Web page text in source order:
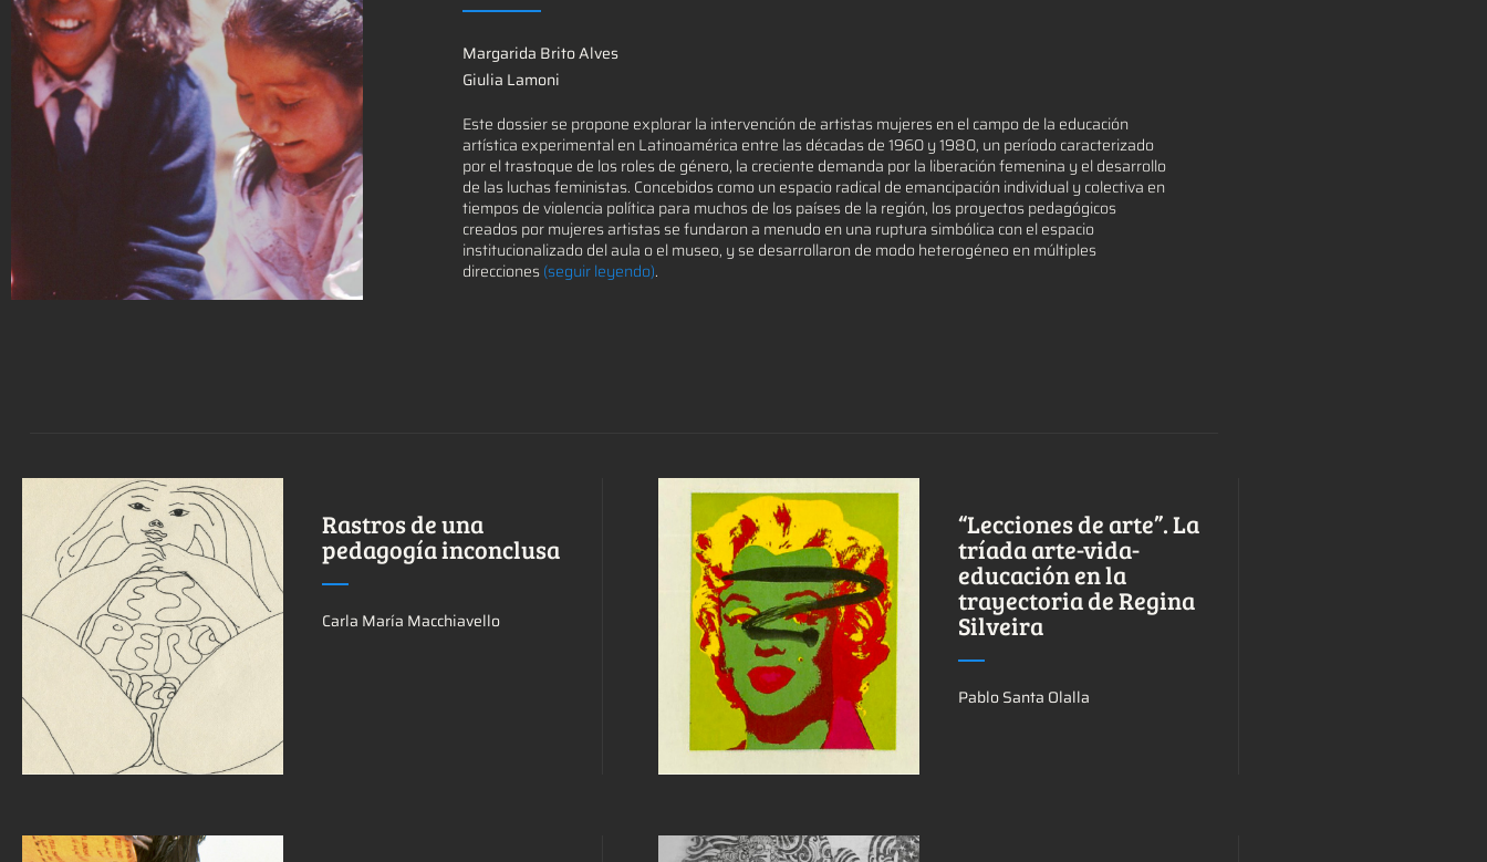
Margarida Brito Alves
Giulia Lamoni
Este dossier se propone explorar la intervención de artistas mujeres en el campo de la educación
artística experimental en Latinoamérica entre las décadas de 1960 y 1980, un período caracterizado
por el trastoque de los roles de género, la creciente demanda por la liberación femenina y el desarrollo
de las luchas feministas. Concebidos como un espacio radical de emancipación individual y colectiva en
tiempos de violencia política para muchos de los países de la región, los proyectos pedagógicos
creados por mujeres artistas se fundaron a menudo en una ruptura simbólica con el espacio
institucionalizado del aula o el museo, y se desarrollaron de modo heterogéneo en múltiples
direcciones (seguir leyendo).
Ver más sobre este
tema.
Rastros de una
pedagogía inconclusa
Carla María Macchiavello Ver más sobre este
tema.
“Lecciones de arte”. La
tríada arte-vida-
educación en la
trayectoria de Regina
Silveira
Pablo Santa Olalla